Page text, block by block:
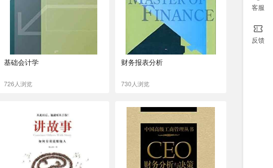
基础会计学
726人浏览
财务报表分析
730人浏览
客服
反馈